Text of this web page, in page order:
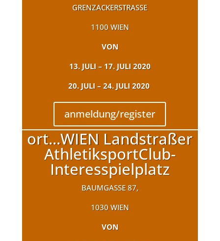
GRENZACKERSTRASSE
1100 WIEN
VON
13. JULI – 17. JULI 2020
20. JULI – 24. JULI 2020
anmeldung/register
ort...WIEN Landstraßer
AthletiksportClub-
Interesspielplatz
BAUMGASSE 87,
1030 WIEN
VON